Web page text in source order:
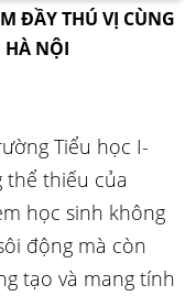
ĐẦY THÚ VỊ CÙNG
HÀ NỘI
Tiểu học I-
thể thiếu của
học sinh không
động mà còn
tạo và mang tính